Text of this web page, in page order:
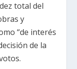
total del
y
“de interés
de la